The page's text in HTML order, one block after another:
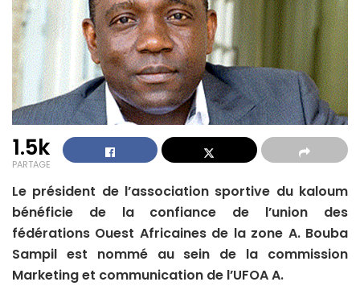
1.5k
PARTAGE
Le président de l’association sportive du kaloum
bénéficie de la confiance de l’union des
fédérations Ouest Africaines de la zone A. Bouba
Sampil est nommé au sein de la commission
Marketing et communication de l’UFOA A.